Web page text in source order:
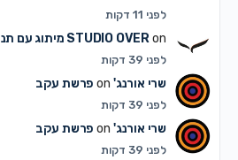
לפני 11 דקות
STUDIO OVERon מיתוג עם
לפני 39 דקות
שרי אורנג'on פרשת עקב
לפני 39 דקות
שרי אורנג'on פרשת עקב
לפני 39 דקות